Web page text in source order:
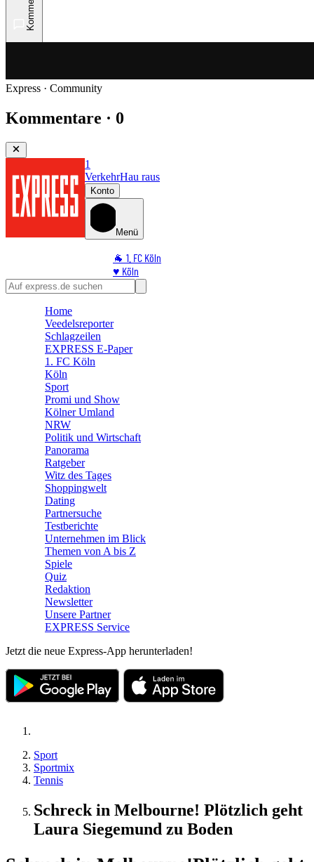
Express · Community
Kommentare · 0
1
VerkehrHau raus
Konto
Menü
🐐 1. FC Köln
♥️ Köln
⭐ Promi
🛒 Shoppingwelt
Home
Veedelsreporter
Schlagzeilen
EXPRESS E-Paper
1. FC Köln
Köln
Sport
Promi und Show
Kölner Umland
NRW
Politik und Wirtschaft
Panorama
Ratgeber
Witz des Tages
Shoppingwelt
Dating
Partnersuche
Testberichte
Unternehmen im Blick
Themen von A bis Z
Spiele
Quiz
Redaktion
Newsletter
Unsere Partner
EXPRESS Service
Jetzt die neue Express-App herunterladen!
Sport
Sportmix
Tennis
Schreck in Melbourne! Plötzlich geht
Laura Siegemund zu Boden